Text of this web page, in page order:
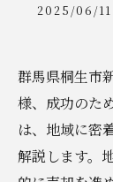
2025/06/11
群馬県桐生市
様、成功のた
は、地域に密
解説します。